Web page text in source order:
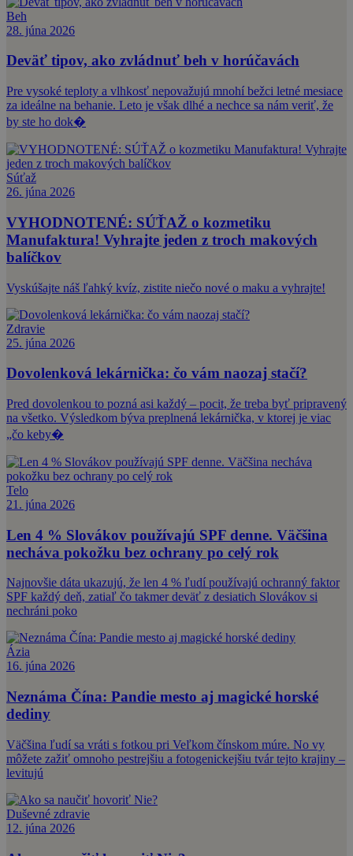
Beh
28. júna 2026
Deväť tipov, ako zvládnuť beh v horúčavách
Pre vysoké teploty a vlhkosť nepovažujú mnohí bežci letné mesiace
za ideálne na behanie. Leto je však dlhé a nechce sa nám veriť, že
by ste ho dok�
Súťaž
26. júna 2026
VYHODNOTENÉ: SÚŤAŽ o kozmetiku
Manufaktura! Vyhrajte jeden z troch makových
balíčkov
Vyskúšajte náš ľahký kvíz, zistite niečo nové o maku a vyhrajte!
Zdravie
25. júna 2026
Dovolenková lekárnička: čo vám naozaj stačí?
Pred dovolenkou to pozná asi každý – pocit, že treba byť pripravený
na všetko. Výsledkom býva preplnená lekárnička, v ktorej je viac
„čo keby�
Telo
21. júna 2026
Len 4 % Slovákov používajú SPF denne. Väčšina
necháva pokožku bez ochrany po celý rok
Najnovšie dáta ukazujú, že len 4 % ľudí používajú ochranný faktor
SPF každý deň, zatiaľ čo takmer deväť z desiatich Slovákov si
nechráni poko
Ázia
16. júna 2026
Neznáma Čína: Pandie mesto aj magické horské
dediny
Väčšina ľudí sa vráti s fotkou pri Veľkom čínskom múre. No vy
môžete zažiť omnoho pestrejšiu a fotogenickejšiu tvár tejto krajiny –
levitujú
Duševné zdravie
12. júna 2026